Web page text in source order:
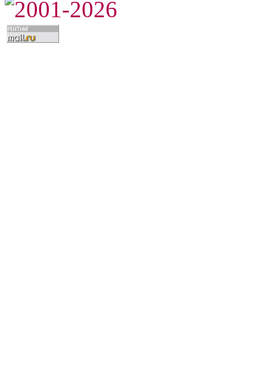
2001-2026